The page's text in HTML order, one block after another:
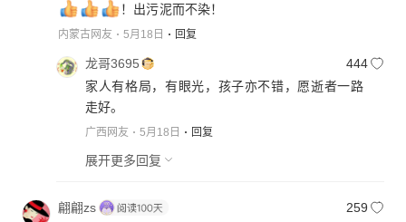
！出污泥而不染！
内蒙古网友 5月18日 回复
龙哥3695
444
家人有格局，有眼光，孩子亦不错，愿逝者一路
走好。
广西网友 5月18日 回复
展开更多回复
翩翩zs
259